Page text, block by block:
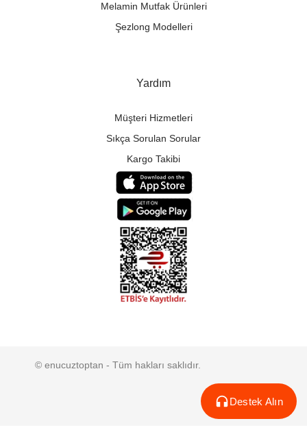
Destek Alın
Melamin Mutfak Ürünleri
Şezlong Modelleri
Yardım
Müşteri Hizmetleri
Sıkça Sorulan Sorular
Kargo Takibi
© enucuztoptan - Tüm hakları saklıdır.